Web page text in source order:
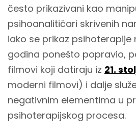
često prikazivani kao
psihoanalitičari skrivenih
iako se prikaz psihoterapije
godina ponešto popravio,
filmovi koji datiraju iz 21.
moderni filmovi) i dalje
negativnim elementima u
psihoterapijskog procesa.